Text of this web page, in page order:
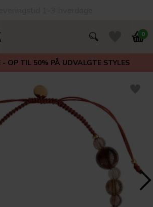
0
- OP TIL 50% PÅ UDVALGTE STYLES